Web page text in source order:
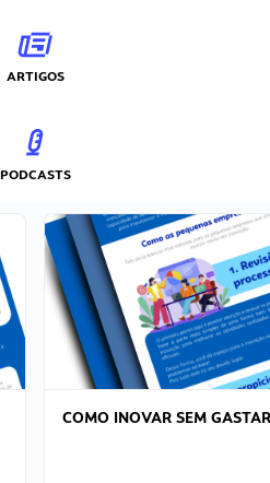
ARTIGOS
PODCASTS
COMO INOVAR SEM